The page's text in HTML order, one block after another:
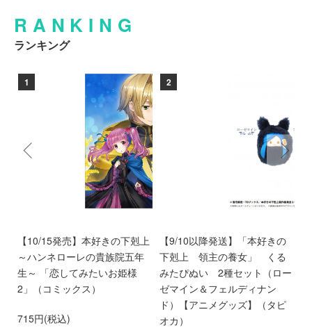
RANKING
ランキング
1
【10/15発売】本好きの下剋上
～ハンネローレの貴族院五年
生～ 「恋してみたいお姫様
2」（コミックス）
715円(税込)
2
【9/10以降発送】「本好きの
下剋上 領主の養女」 くる
みたぴぬい 2種セット（ロー
ゼマイン＆フェルディナン
ド）【アニメグッズ】（タピ
オカ）